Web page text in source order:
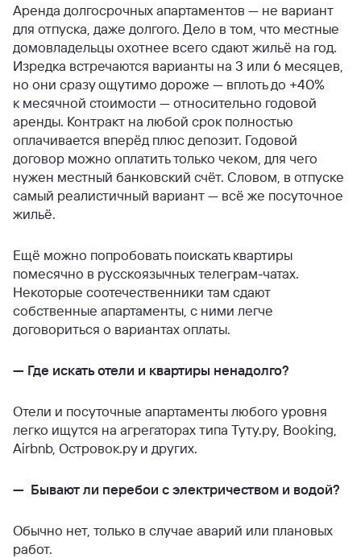
Аренда долгосрочных апартаментов — не вариант
для отпуска, даже долгого. Дело в том, что местные
домовладельцы охотнее всего сдают жильё на год.
Изредка встречаются варианты на 3 или 6 месяцев,
но они сразу ощутимо дороже — вплоть до +40%
к месячной стоимости — относительно годовой
аренды. Контракт на любой срок полностью
оплачивается вперёд плюс депозит. Годовой
договор можно оплатить только чеком, для чего
нужен местный банковский счёт. Словом, в отпуске
самый реалистичный вариант — всё же посуточное
жильё.
Ещё можно попробовать поискать квартиры
помесячно в русскоязычных телеграм-чатах.
Некоторые соотечественники там сдают
собственные апартаменты, с ними легче
договориться о вариантах оплаты.
— Где искать отели и квартиры ненадолго?
Отели и посуточные апартаменты любого уровня
легко ищутся на агрегаторах типа Туту.ру, Booking,
Airbnb, Островок.ру и других.
— Бывают ли перебои с электричеством и водой?
Обычно нет, только в случае аварий или плановых
работ.